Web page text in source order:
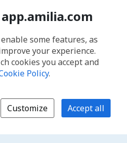
some features, as
your experience.
cookies you accept and
Policy.
Customize Accept all